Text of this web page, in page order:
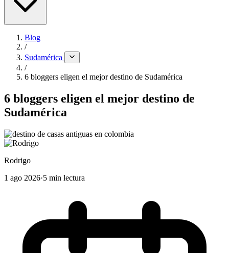
Blog
/
Sudamérica
/
6 bloggers eligen el mejor destino de Sudamérica
6 bloggers eligen el mejor destino de
Sudamérica
Rodrigo
1 ago 2026·5 min lectura